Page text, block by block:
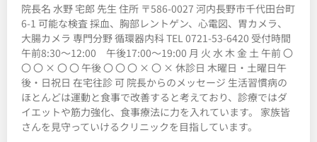
院長名 水野 宅郎 先生 住所 〒586-0027 河内長野市千代田台町
6-1 可能な検査 採血、胸部レントゲン、心電図、胃カメラ、
大腸カメラ 専門分野 循環器内科 TEL 0721-53-6420 受付時間
午前8:30～12:00 午後17:00～19:00 月 火 水 木 金 土 午前 〇
〇 〇 × 〇 〇 午後 〇 〇 〇 × 〇 × 休診日 木曜日・土曜日午
後・日祝日 在宅往診 可 院長からのメッセージ 生活習慣病の
ほとんどは運動と食事で改善すると考えており、診療ではダ
イエットや筋力強化、食事療法に力を入れています。 家族皆
さんを見守っていけるクリニックを目指しています。